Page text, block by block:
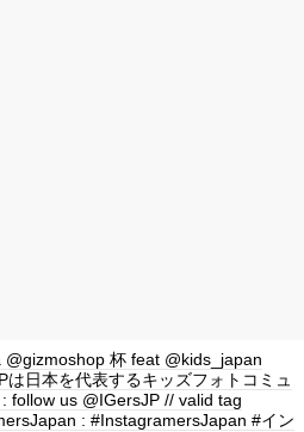
@gizmoshop 杯 feat @kids_japan
日本を代表するキッズフォトコミュ
follow us @IGersJP // valid tag
: #InstagramersJapan #イン